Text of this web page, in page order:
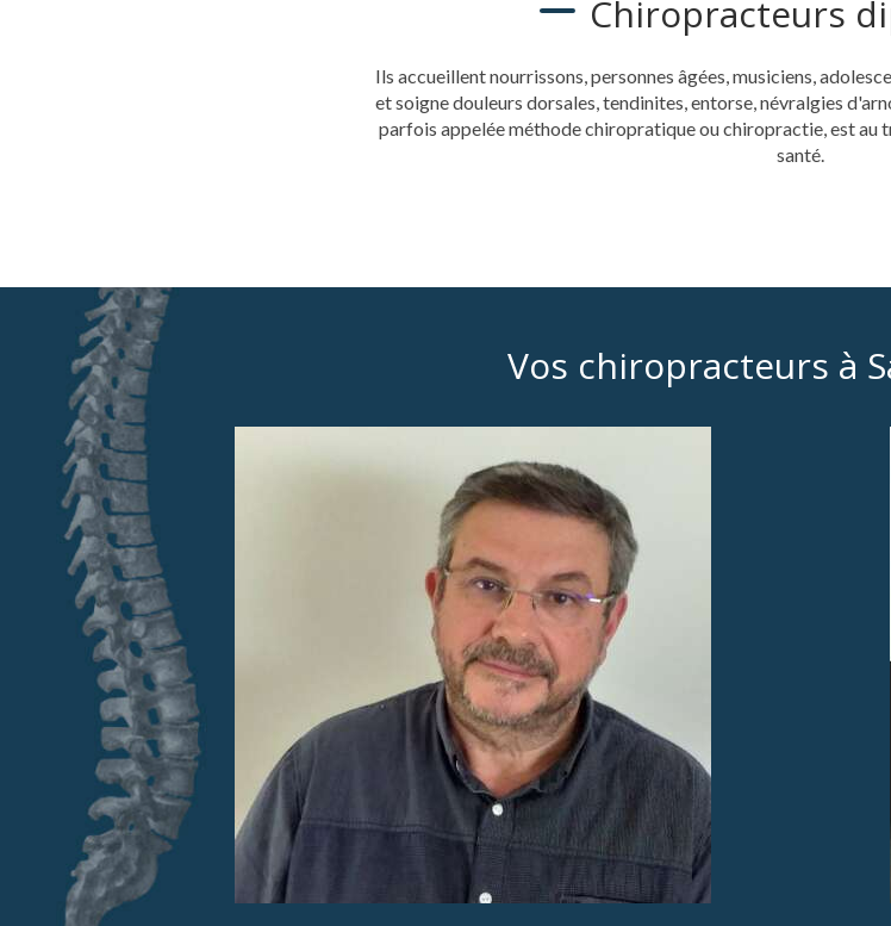
Chiropracteurs
Ils accueillent nourrissons, personnes âgées, musiciens,
et soigne douleurs dorsales, tendinites, entorse, névralgies
parfois appelée méthode chiropratique ou chiropractie, est au
santé.
Vos chiropracteurs à